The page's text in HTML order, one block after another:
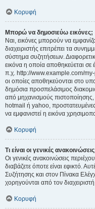
Κορυφή
Μπορώ να δημοσιεύω εικόνες;
Ναι, εικόνες μπορούν να
διαχειριστής επιτρέπει τα
σύστημα συζητήσεων.
εικόνα η οποία αποθηκεύεται
π.χ. http://www.example.com/my-
οι οποίες αποθηκεύονται στο
δημόσια προσπελάσιμος
από μηχανισμούς πιστοποίησης,
hotmail ή yahoo,
να εμφανιστεί η εικόνα
Κορυφή
Τι είναι οι γενικές
Οι γενικές ανακοινώσεις
διαβάζετε όποτε είναι εφικτό.
Συζήτησης και στον Πίνακα
χορηγούνται από τον
Κορυφή